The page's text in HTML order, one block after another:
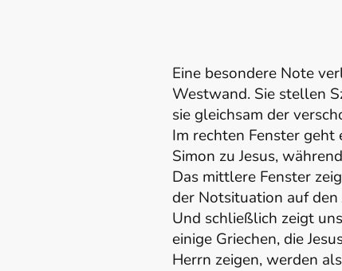
Eine besondere Note
Westwand. Sie stellen
sie gleichsam der
Im rechten Fenster geht
Simon zu Jesus,
Das mittlere Fenster
der Notsituation auf
Und schließlich zeigt
einige Griechen, die
Herrn zeigen, werden